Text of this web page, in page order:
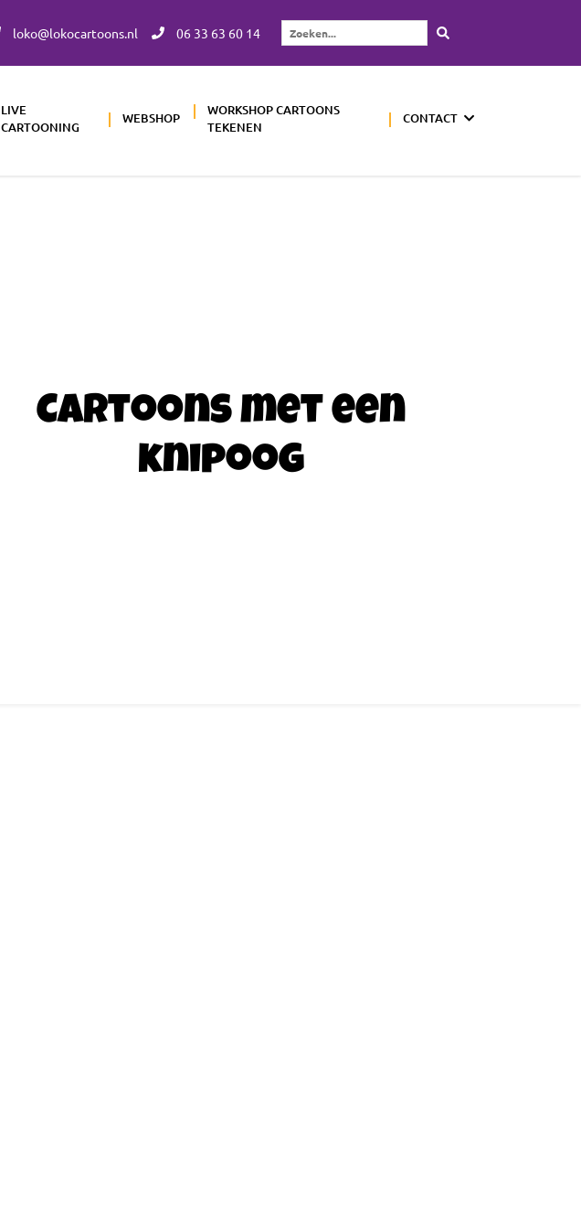
loko@lokocartoons.nl 06 33 63 60 14
Zoeken...
LIVE
CARTOONING
WEBSHOP
WORKSHOP CARTOONS
TEKENEN
CONTACT
Cartoons met een
knipoog